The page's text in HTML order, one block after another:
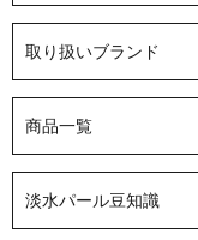
取り扱いブランド
商品一覧
淡水パール豆知識